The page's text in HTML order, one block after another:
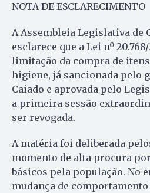
NOTA DE ESCLARECIMENTO
A Assembleia Legislativa de
esclarece que a Lei nº
limitação da compra de
higiene, já sancionada pelo
Caiado e aprovada pelo
a primeira sessão
ser revogada.
A matéria foi deliberada
momento de alta procura
básicos pela população. No
mudança de